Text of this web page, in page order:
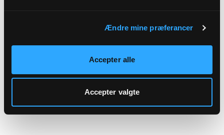
Ændre mine præferancer
Accepter alle
Accepter valgte